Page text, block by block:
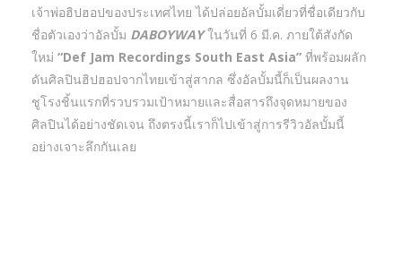
เจ้าพ่อฮิปฮอปของประเทศไทย ได้ปล่อยอัลบั้มเดี่ยวที่ชื่อเดียวกับ
ชื่อตัวเองว่าอัลบั้ม DABOYWAYในวันที่ 6 มี.ค. ภายใต้สังกัด
ใหม่ “Def Jam Recordings South East Asia” ที่พร้อมผลัก
ดันศิลปินฮิปฮอปจากไทยเข้าสู่สากล ซึ่งอัลบั้มนี้ก็เป็นผลงาน
ชูโรงชิ้นแรกที่รวบรวมเป้าหมายและสื่อสารถึงจุดหมายของ
ศิลปินได้อย่างชัดเจน ถึงตรงนี้เราก็ไปเข้าสู่การรีวิวอัลบั้มนี้
อย่างเจาะลึกกันเลย